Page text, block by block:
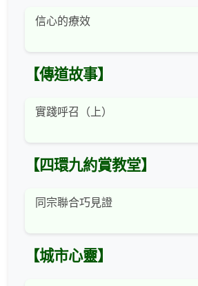
信心的療效
【傳道故事】
實踐呼召（上）
【四環九約賞教堂】
同宗聯合巧見證
【城市心靈】